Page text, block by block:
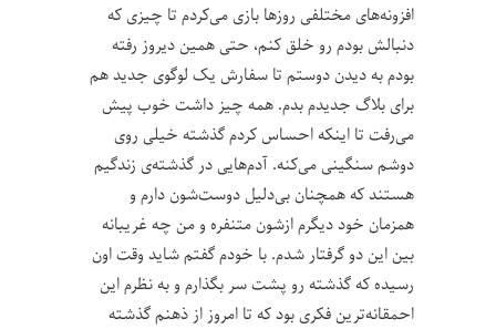
افزونه‌های مختلفی روزها بازی می‌کردم تا چیزی که
دنبالش بودم رو خلق کنم، حتی همین دیروز رفته
بودم به دیدن دوستم تا سفارش یک لوگوی جدید هم
برای بلاگ جدیدم بدم. همه چیز داشت خوب پیش
می‌رفت تا اینکه احساس کردم گذشته خیلی روی
دوشم سنگینی می‌کنه. آدم‌هایی در گذشته‌ی زندگیم
هستند که همچنان بی‌دلیل دوست‌شون دارم و
همزمان خود دیگرم ازشون متنفره و من چه غریبانه
بین این دو گرفتار شدم. با خودم گفتم شاید وقت اون
رسیده که گذشته رو پشت سر بگذارم و به نظرم این
احمقانه‌ترین فکری بود که تا امروز از ذهنم گذشته